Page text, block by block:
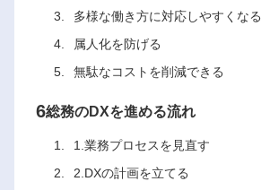
多様な働き方に対応しやすくなる
属人化を防げる
無駄なコストを削減できる
6総務のDXを進める流れ
1.業務プロセスを見直す
2.DXの計画を立てる